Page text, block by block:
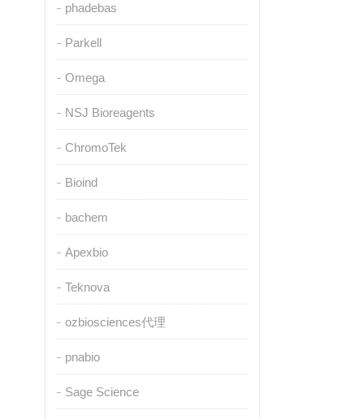
phadebas
Parkell
Omega
NSJ Bioreagents
ChromoTek
Bioind
bachem
Apexbio
Teknova
ozbiosciences代理
pnabio
Sage Science